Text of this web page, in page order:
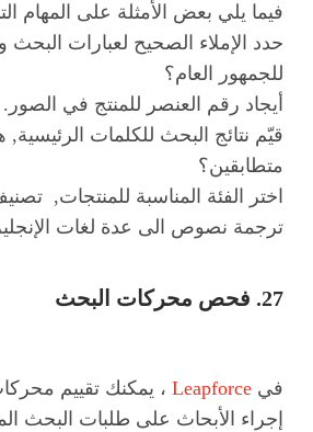
فيما يلي بعض الأمثلة على المهام
حدد الإملاء الصحيح لعبارات
للجمهور العام؟
أيجاد رقم العنصر للمنتج في الصور.
قيّم نتائج البحث للكلمات
متطابقين؟
اختر الفئة المناسبة للمنتجات,
ترجمة نصوص الى عدة لغات
27. فحص محركات البحث
في Leapforce ، يمكنك تقييم
إجراء الأبحاث على طلبات البحث